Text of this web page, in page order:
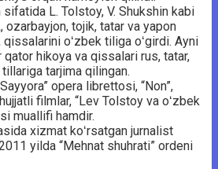
L. Tolstoy, V. Shukshin kabi
ozarbayjon, tojik, tatar va yapon
oʻzbek tiliga oʻgirdi. Ayni
qator hikoya va qissalari rus, tatar,
tarjima qilingan.
opera librettosi, “Non”,
filmlar, “Lev Tolstoy va oʻzbek
muallifi hamdir.
xizmat koʻrsatgan jurnalist
yilda “Mehnat shuhrati” ordeni